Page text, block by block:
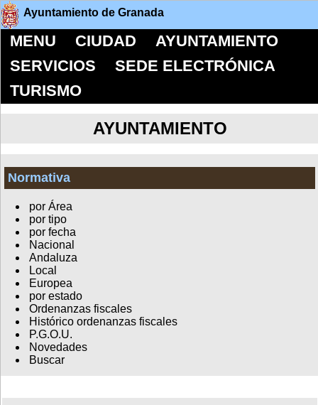
Ayuntamiento de Granada
MENU CIUDAD
AYUNTAMIENTO
SERVICIOS
SEDE ELECTRÓNICA
TURISMO
AYUNTAMIENTO
Normativa
por Área
por tipo
por fecha
Nacional
Andaluza
Local
Europea
por estado
Ordenanzas fiscales
Histórico ordenanzas fiscales
P.G.O.U.
Novedades
Buscar